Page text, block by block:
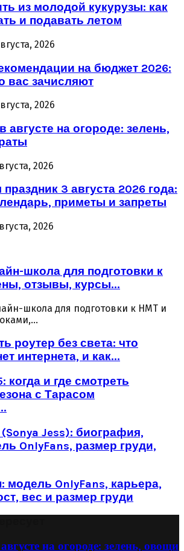
из молодой кукурузы: как
и подавать летом
2026
на бюджет 2026:
вас зачисляют
2026
августе на огороде: зелень,
2026
3 августа 2026 года:
приметы и запреты
2026
школа для подготовки к
отзывы, курсы...
школа для подготовки к НМТ и
роутер без света: что
интернета, и как...
когда и где смотреть
с Тарасом
Jess): биография,
OnlyFans, размер груди,
модель OnlyFans, карьера,
вес и размер груди
на огороде: зелень, овощи